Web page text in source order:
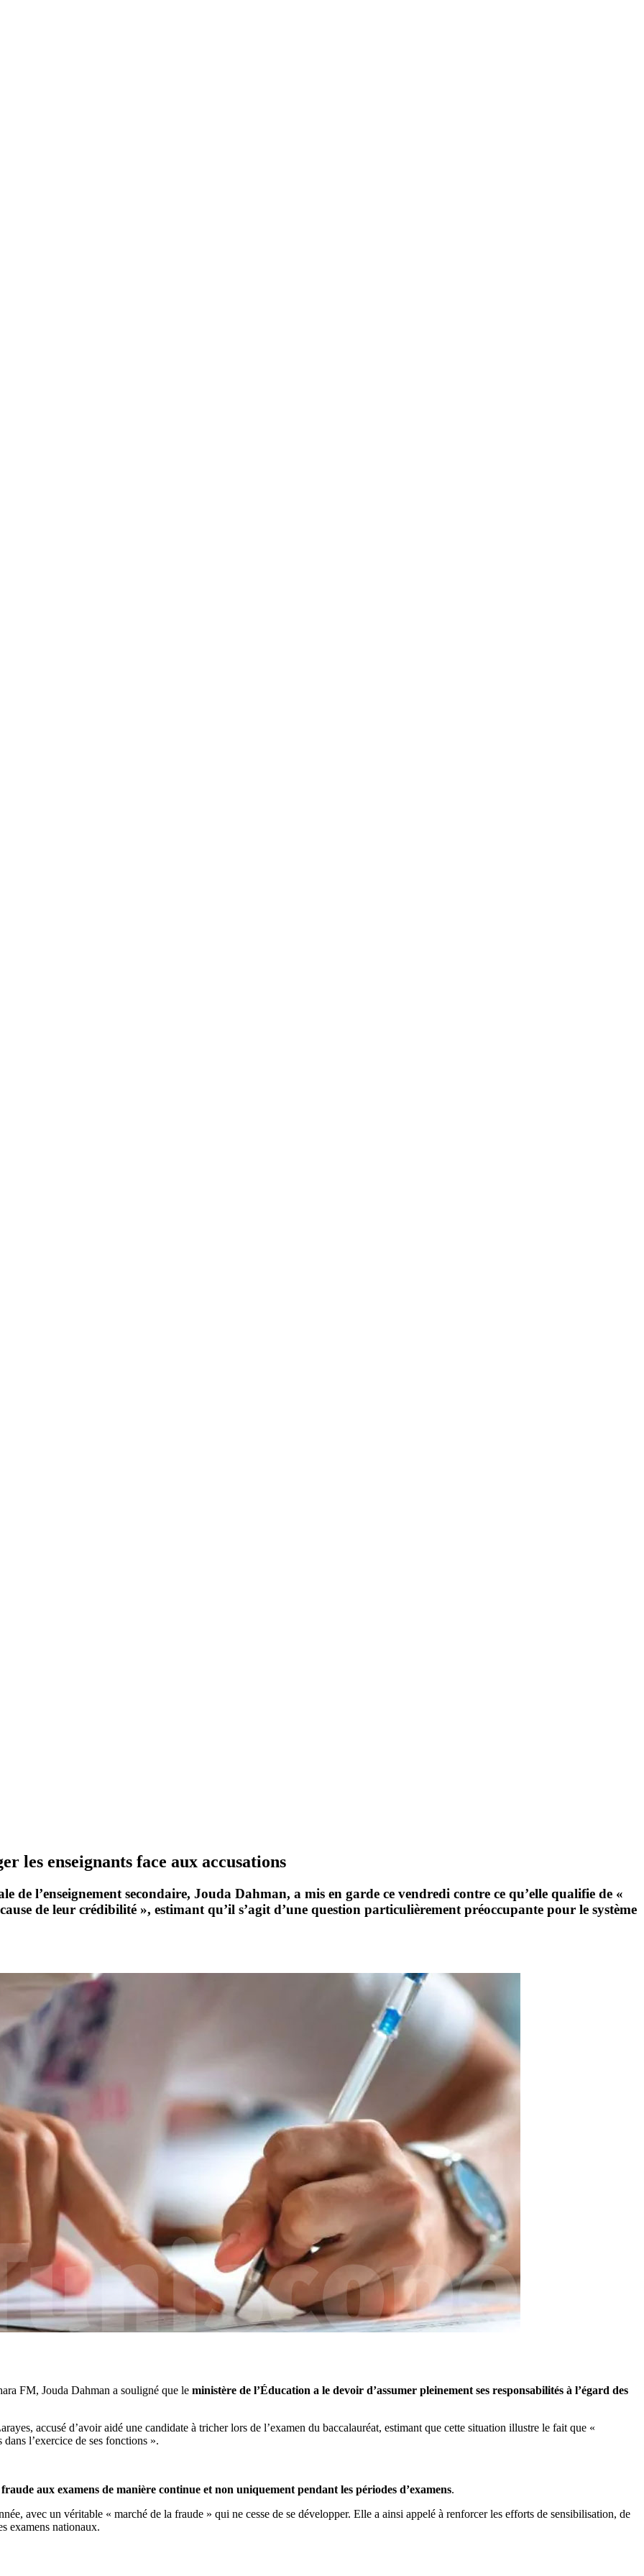
les enseignants face aux accusations
de l’enseignement secondaire, Jouda Dahman, a mis en garde ce vendredi contre ce qu’elle qualifie de «
de leur crédibilité », estimant qu’il s’agit d’une question particulièrement préoccupante pour le système
FM, Jouda Dahman a souligné que le ministère de l’Éducation a le devoir d’assumer pleinement ses responsabilités à l’égard des
accusé d’avoir aidé une candidate à tricher lors de l’examen du baccalauréat, estimant que cette situation illustre le fait que «
dans l’exercice de ses fonctions ».
aux examens de manière continue et non uniquement pendant les périodes d’examens.
avec un véritable « marché de la fraude » qui ne cesse de se développer. Elle a ainsi appelé à renforcer les efforts de sensibilisation, de
examens nationaux.